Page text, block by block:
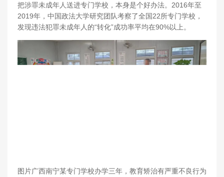
把涉罪未成年人送进专门学校，本身是个好办法。2016年至
2019年，中国政法大学研究团队考察了全国22所专门学校，
发现违法犯罪未成年人的“转化”成功率平均在90%以上。
图片广西南宁某专门学校办学三年，教育矫治有严重不良行为